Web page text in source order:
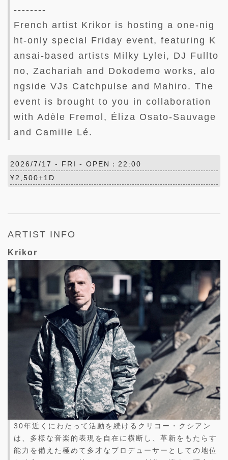
--------
French artist Krikor is hosting a one-nig
ht-only special Friday event, featuring K
ansai-based artists Milky Lylei, DJ Fullto
no, Zachariah and Dokodemo works, alo
ngside VJs Catchpulse and Mahiro. The
event is brought to you in collaboration
with Adèle Fremol, Éliza Osato-Sauvage
and Camille Lé.
2026/7/17 - FRI - OPEN：22:00
¥2,500+1D
ARTIST INFO
Krikor
30年近くにわたって活動を続けるクリコー・クシアン
は、多様な音楽的表現を自在に横断し、革新をもたらす
能力を備えた極めて多才なプロデューサーとしての地位